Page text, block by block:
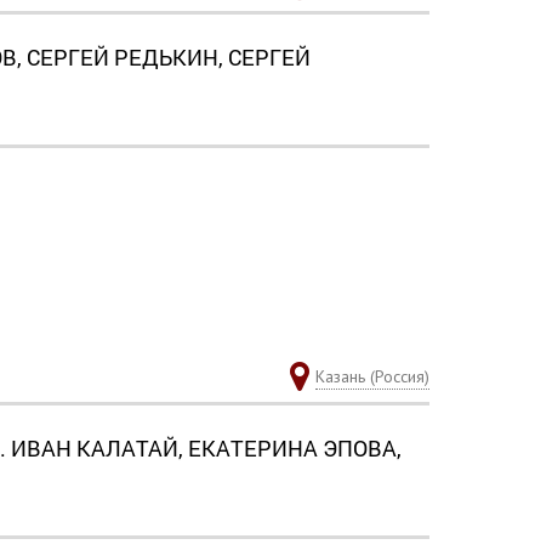
СЕРГЕЙ РЕДЬКИН, СЕРГЕЙ
Казань (Россия)
ИВАН КАЛАТАЙ, ЕКАТЕРИНА ЭПОВА,